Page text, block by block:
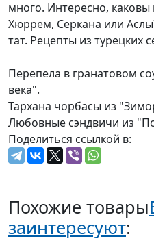
много. Интересно,
Хюррем, Серкана или
тат. Рецепты из турецких
Перепела в гранатовом
века".
Тархана чорбасы из
Любовные сэндвичи из
Поделиться ссылкой в:
Похожие товары
заинтересуют: